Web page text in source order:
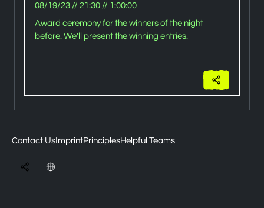
08/19/23 // 21:30 // 1:00:00
Award ceremony for the winners of the night
before. We'll present the winning entries.
Contact Us ImprintPrinciplesHelpful Teams